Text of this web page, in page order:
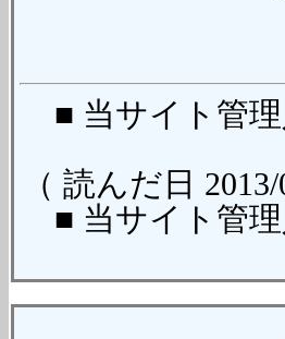
■ 当サイト管
（ 読んだ日 2013/
■ 当サイト管